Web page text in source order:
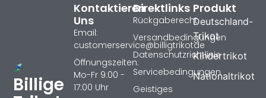
Billige
Produkt
Deutschland-
Trikot
Kindertrikot
Nationaltrikot
Direktlinks
Rückgaberecht
Versandbedingungen
Datenschutzrichtlinie
Servicebedingungen
Geistiges
Kontaktieren
Uns
Email:
customerservice@billigtrikotde
Öffnungszeiten:
Mo-Fr 9:00 -
17:00 Uhr